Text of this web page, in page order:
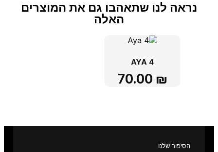
נראה לנו שתאהבו גם את המוצרים
האלה
AYA 4
70.00 ₪
הסיפור שלנו